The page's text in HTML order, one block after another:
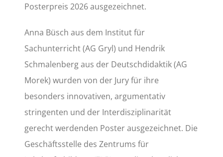
Posterpreis 2026 ausgezeichnet.
Anna Büsch aus dem Institut für
Sachunterricht (AG Gryl) und Hendrik
Schmalenberg aus der Deutschdidaktik (AG
Morek) wurden von der Jury für ihre
besonders innovativen, argumentativ
stringenten und der Interdisziplinarität
gerecht werdenden Poster ausgezeichnet. Die
Geschäftsstelle des Zentrums für